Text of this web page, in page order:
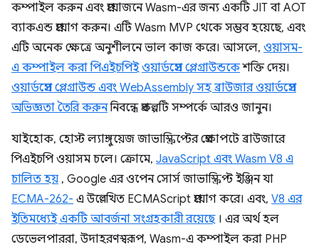
কম্পাইল করুন এবং প্রয়োজনে Wasm-এর জন্য একটি JIT বা AOT
ব্যাকএন্ড প্রয়োগ করুন। এটি Wasm MVP থেকে সম্ভব হয়েছে, এবং
এটি অনেক ক্ষেত্রে অনুশীলনে ভাল কাজ করে। আসলে, ওয়াসম-
এ কম্পাইল করা পিএইচপিই ওয়ার্ডপ্রেস প্লেগ্রাউন্ডকেশক্তি দেয়।
ওয়ার্ডপ্রেস প্লেগ্রাউন্ড এবং WebAssembly সহ ব্রাউজার ওয়ার্ডপ্রেস
অভিজ্ঞতা তৈরি করুননিবন্ধে প্রকল্পটি সম্পর্কে আরও জানুন।
যাইহোক, হোস্ট ল্যাঙ্গুয়েজ জাভাস্ক্রিপ্টের প্রেক্ষাপটে ব্রাউজারে
পিএইচপি ওয়াসম চলে। ক্রোমে, JavaScript এবং Wasm V8 এ
চালিত হয় , Google এর ওপেন সোর্স জাভাস্ক্রিপ্ট ইঞ্জিন যা
ECMA-262- এ উল্লেখিত ECMAScript প্রয়োগ করে। এবং, V8 এর
ইতিমধ্যেই একটি আবর্জনা সংগ্রহকারী রয়েছে। এর অর্থ হল
ডেভেলপাররা, উদাহরণস্বরূপ, Wasm-এ কম্পাইল করা PHP